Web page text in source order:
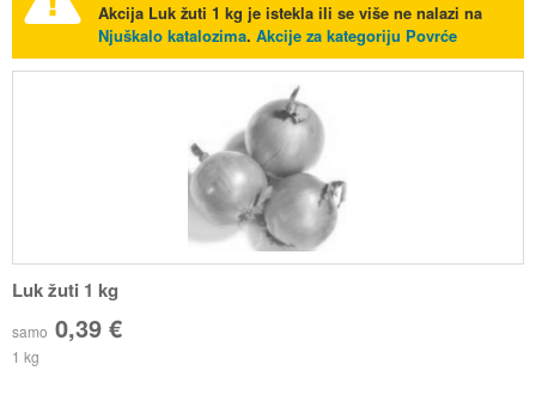
Akcija Luk žuti 1 kg je istekla ili se više ne nalazi na
Njuškalo katalozima. Akcije za kategoriju Povrće
Luk žuti 1 kg
samo 0,39 €
1 kg